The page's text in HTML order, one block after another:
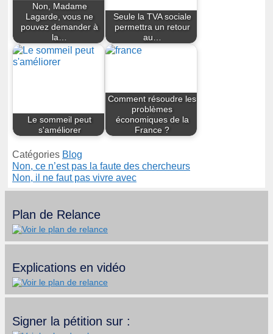
Non, Madame
Lagarde, vous ne
pouvez demander à
la…
Seule la TVA sociale
permettra un retour
au…
Le sommeil peut
s'améliorer
Comment résoudre les
problèmes
économiques de la
France ?
Catégories Blog
Non, ce n’est pas la faute des chercheurs
Non, il ne faut pas vivre avec
Plan de Relance
Explications en vidéo
Signer la pétition sur :